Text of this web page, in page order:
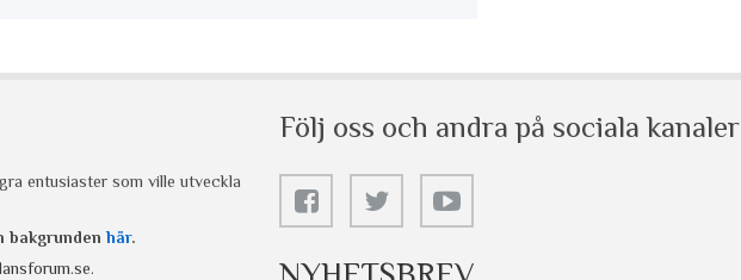
entusiaster som ville utveckla
bakgrunden här.
.
Följ oss och andra på sociala kanaler